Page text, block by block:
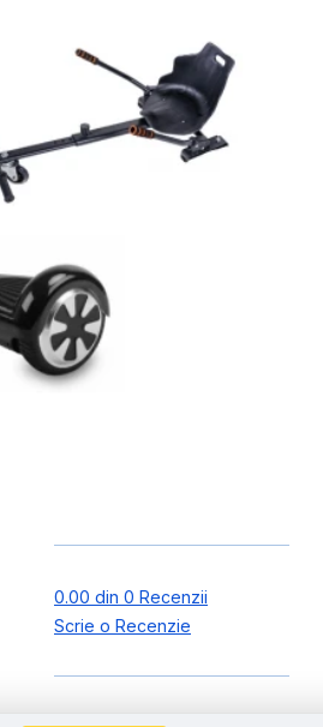
0.00 din 0 Recenzii
Scrie o Recenzie